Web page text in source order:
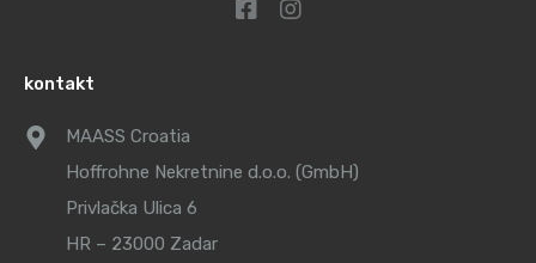
kontakt
MAASS Croatia
Hoffrohne Nekretnine d.o.o. (GmbH)
Privlačka Ulica 6
HR – 23000 Zadar